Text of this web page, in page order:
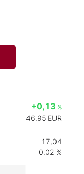
+0,13 %
46,95 EUR
17,04
0,02 %